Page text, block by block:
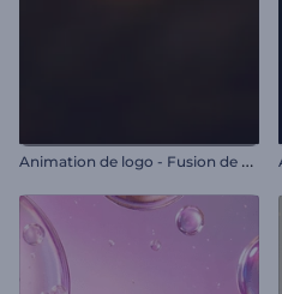
A
nimation de logo - Fusion de particules